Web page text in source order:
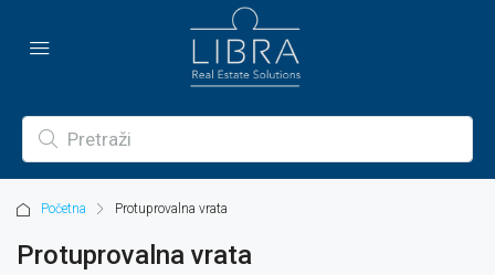
Početna Protuprovalna vrata
Protuprovalna vrata